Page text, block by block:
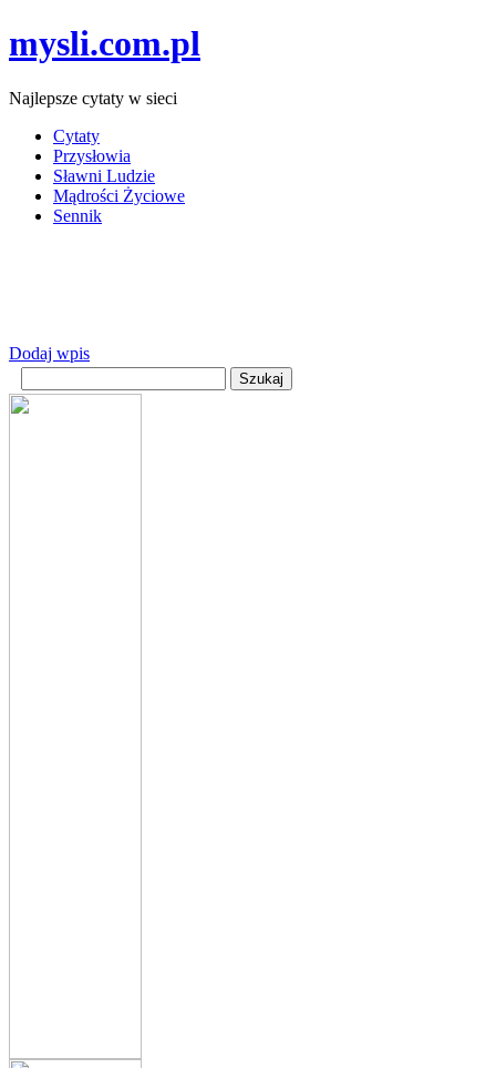
mysli.com.pl
Najlepsze cytaty w sieci
Cytaty
Przysłowia
Sławni Ludzie
Mądrości Życiowe
Sennik
Dodaj wpis